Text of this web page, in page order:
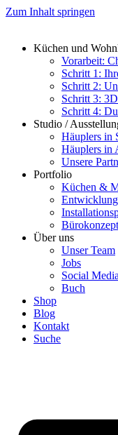
Zum Inhalt springen
Küchen und
Vorarbeit:
Schritt 1:
Schritt 2:
Schritt 3:
Schritt 4:
Studio /
Häuplers in
Häuplers in
Unsere
Portfolio
Küchen &
Über uns
Unser Team
Jobs
Social Media
Buch
Shop
Blog
Kontakt
Suche